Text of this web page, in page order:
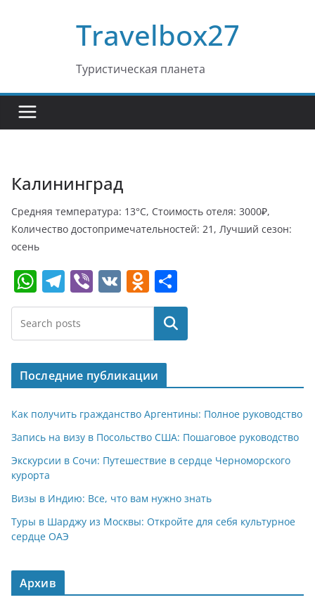
Travelbox27
Туристическая планета
Калининград
Средняя температура: 13°C, Стоимость отеля: 3000₽,
Количество достопримечательностей: 21, Лучший сезон:
осень
W
h
at
s
A
p
p
T
el
e
gr
a
m
Vi
b
V
K
O
d
o
kl
a
ss
ni
ki
т
п
р
в
и
т
ь
Поиск
Последние публикации
Как получить гражданство Аргентины: Полное руководство
Запись на визу в Посольство США: Пошаговое руководство
Экскурсии в Сочи: Путешествие в сердце Черноморского
курорта
Визы в Индию: Все, что вам нужно знать
Туры в Шарджу из Москвы: Откройте для себя культурное
сердце ОАЭ
Архив